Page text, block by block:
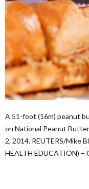
A 51-foot (16m) peanut
on National Peanut
2, 2014. REUTERS/Mike
HEALTH EDUCATION) –